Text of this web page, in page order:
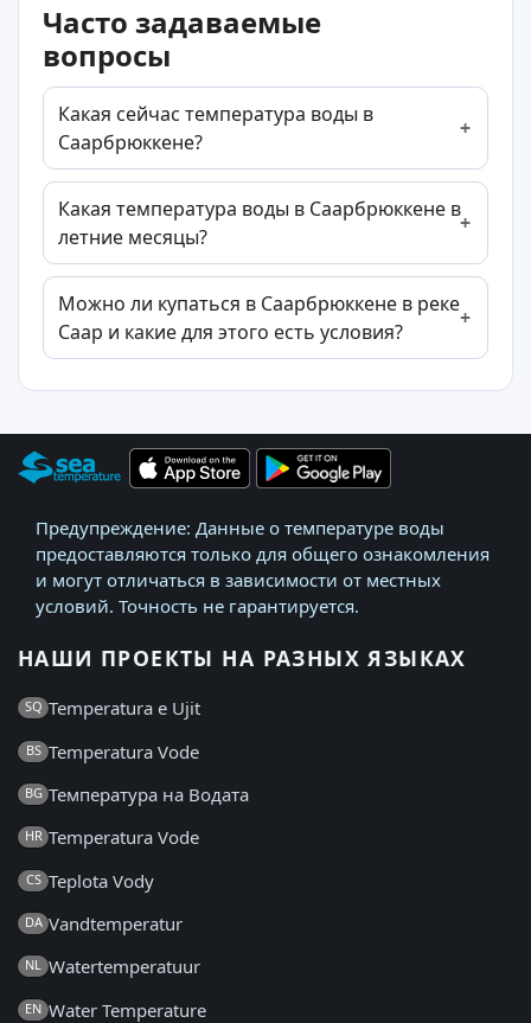
Часто задаваемые
вопросы
Какая сейчас температура воды в
Саарбрюккене?
Какая температура воды в Саарбрюккене в
летние месяцы?
Можно ли купаться в Саарбрюккене в реке
Саар и какие для этого есть условия?
Предупреждение: Данные о температуре воды
предоставляются только для общего ознакомления
и могут отличаться в зависимости от местных
условий. Точность не гарантируется.
НАШИ ПРОЕКТЫ НА РАЗНЫХ ЯЗЫКАХ
SQ Temperatura e Ujit
BS Temperatura Vode
BG Температура на Водата
HR Temperatura Vode
CS Teplota Vody
DA Vandtemperatur
NL Watertemperatuur
EN Water Temperature